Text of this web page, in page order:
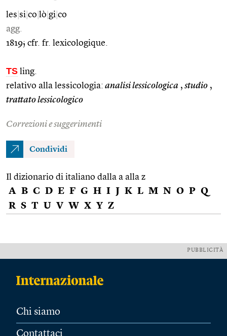
les si co lò gi co
agg.
1819; cfr. fr. lexicologique.
TS ling.
relativo alla lessicologia: analisi lessicologica , studio ,
trattato lessicologico
Correzioni e suggerimenti
Condividi
Il dizionario di italiano dalla a alla z
A B C D E F G H I J K L M N O P Q
R S T U V W X Y Z
PUBBLICITÀ
Chi siamo
Contattaci